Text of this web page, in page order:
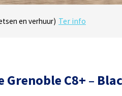
183 in Lanaken (fietsen
en verhuur) Ter info
reviews
Grenoble C8+ –